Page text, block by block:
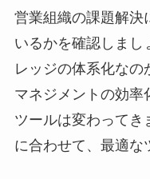
営業組織の課題解決
いるかを確認しまし
レッジの体系化なの
マネジメントの効率
ツールは変わってき
に合わせて、最適な